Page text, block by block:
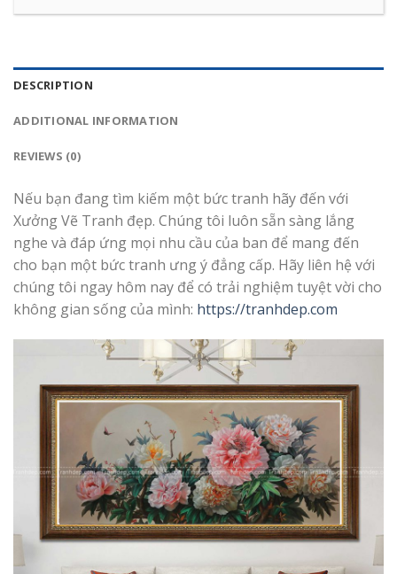
DESCRIPTION
ADDITIONAL INFORMATION
REVIEWS (0)
Nếu bạn đang tìm kiếm một bức tranh hãy đến với
Xưởng Vẽ Tranh đẹp. Chúng tôi luôn sẵn sàng lắng
nghe và đáp ứng mọi nhu cầu của ban để mang đến
cho bạn một bức tranh ưng ý đẳng cấp. Hãy liên hệ với
chúng tôi ngay hôm nay để có trải nghiệm tuyệt vời cho
không gian sống của mình: https://tranhdep.com